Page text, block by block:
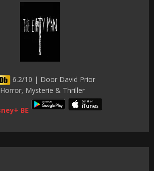
6.2/10 | Door David Prior
Horror, Mysterie & Thriller